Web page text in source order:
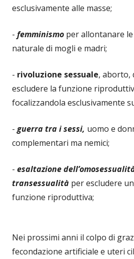
esclusivamente alle masse;
- femminismo per allontanare
naturale di mogli e madri;
- rivoluzione sessuale, aborto,
escludere la funzione
focalizzandola esclusivamente
- guerra tra i sessi, uomo e
complementari ma nemici;
- esaltazione
transessualità per escludere
funzione riproduttiva;
Nei prossimi anni il colpo di
fecondazione artificiale e uteri